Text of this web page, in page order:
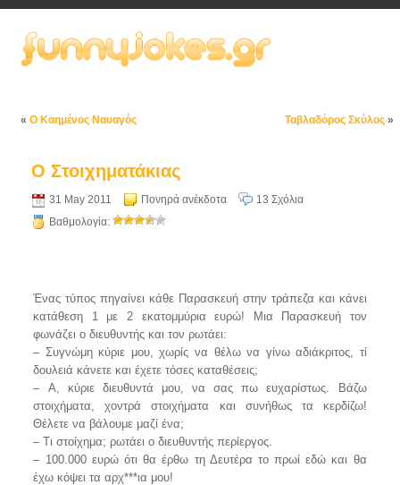
« Ο Καημένος Ναυαγός Ταβλαδόρος Σκύλος »
Ο Στοιχηματάκιας
31 May 2011 Πονηρά ανέκδοτα
13 Σχόλια
Βαθμολογία:
Ένας τύπος πηγαίνει κάθε Παρασκευή στην τράπεζα και κάνει
κατάθεση 1 με 2 εκατομμύρια ευρώ! Μια Παρασκευή τον
φωνάζει ο διευθυντής και τον ρωτάει:
– Συγνώμη κύριε μου, χωρίς να θέλω να γίνω αδιάκριτος, τί
δουλειά κάνετε και έχετε τόσες καταθέσεις;
– A, κύριε διευθυντά μου, να σας πω ευχαρίστως. Βάζω
στοιχήματα, χοντρά στοιχήματα και συνήθως τα κερδίζω!
Θέλετε να βάλουμε μαζί ένα;
– Τι στοίχημα; ρωτάει ο διευθυντής περίεργος.
– 100.000 ευρώ ότι θα έρθω τη Δευτέρα το πρωί εδώ και θα
έχω κόψει τα αρχ***ια μου!